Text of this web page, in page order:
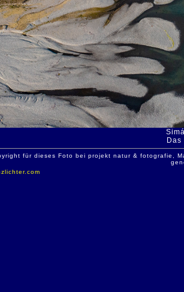
für dieses Foto bei projekt natur & fotografie,